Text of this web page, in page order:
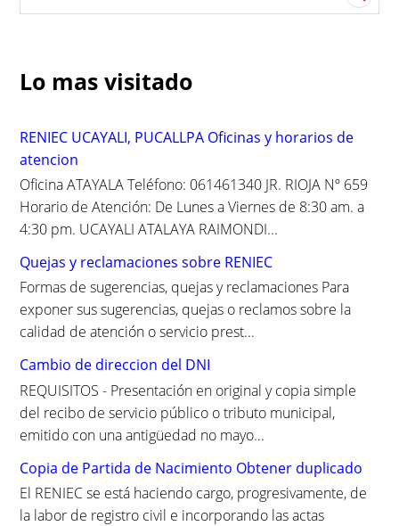
c
h
o
r
:
Lo mas visitado
RENIEC UCAYALI, PUCALLPA Oficinas y horarios de
atencion
Oficina ATAYALA Teléfono: 061461340 JR. RIOJA Nº 659
Horario de Atención: De Lunes a Viernes de 8:30 am. a
4:30 pm. UCAYALI ATALAYA RAIMONDI...
Quejas y reclamaciones sobre RENIEC
Formas de sugerencias, quejas y reclamaciones Para
exponer sus sugerencias, quejas o reclamos sobre la
calidad de atención o servicio prest...
Cambio de direccion del DNI
REQUISITOS - Presentación en original y copia simple
del recibo de servicio público o tributo municipal,
emitido con una antigüedad no mayo...
Copia de Partida de Nacimiento Obtener duplicado
El RENIEC se está haciendo cargo, progresivamente, de
la labor de registro civil e incorporando las actas